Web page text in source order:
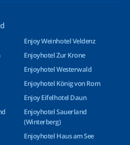
Enjoy Weinhotel Veldenz
Enjoyhotel Zur Krone
Enjoyhotel Westerwald
Enjoyhotel König von Rom
Enjoy Eifelhotel Daun
Enjoyhotel Sauerland
(Winterberg)
Enjoyhotel Haus am See